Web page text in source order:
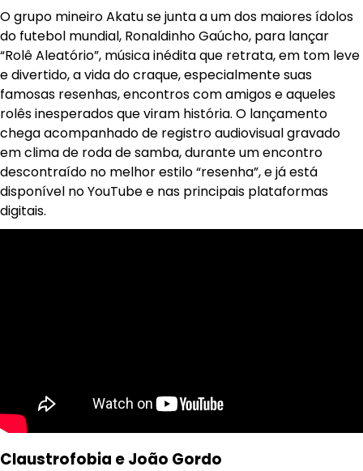
O grupo mineiro Akatu se junta a um dos maiores ídolos
do futebol mundial, Ronaldinho Gaúcho, para lançar
“Rolê Aleatório”, música inédita que retrata, em tom leve
e divertido, a vida do craque, especialmente suas
famosas resenhas, encontros com amigos e aqueles
rolês inesperados que viram história. O lançamento
chega acompanhado de registro audiovisual gravado
em clima de roda de samba, durante um encontro
descontraído no melhor estilo “resenha”, e já está
disponível no YouTube e nas principais plataformas
digitais.
Claustrofobia e João Gordo